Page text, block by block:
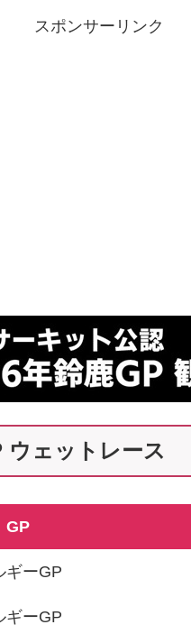
スポンサーリンク
ウェットレース
GP
ギーGP
ギーGP